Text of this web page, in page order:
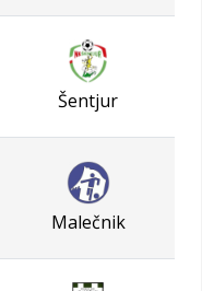
Šentjur
Malečnik